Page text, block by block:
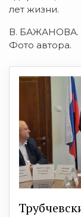
лет жизни.
В. БАЖАНОВА.
Фото автора.